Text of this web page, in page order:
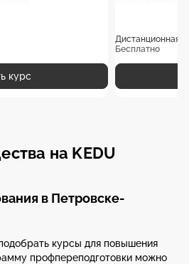
курс
Дистанционная
Бесплатно
на KEDU
в Петровске-
курсы для повышения
профпереподготовки можно